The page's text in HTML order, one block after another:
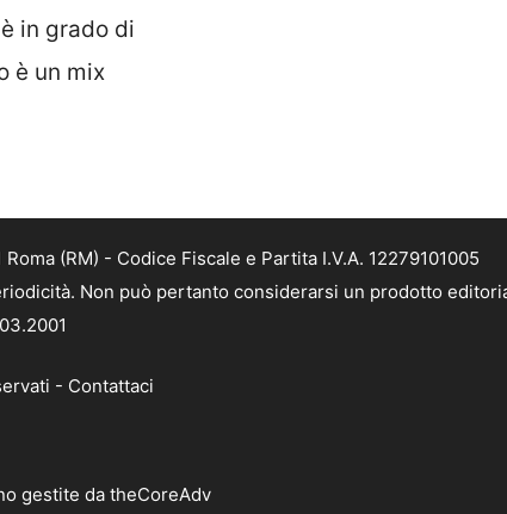
in grado di
è un mix
(RM) - Codice Fiscale e Partita I.V.A. 12279101005
Non può pertanto considerarsi un prodotto
- Contattaci
gestite da theCoreAdv